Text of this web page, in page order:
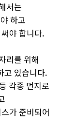
서는
하고
야 합니다.
리를 위해
고 있습니다.
각종 먼지로
가 준비되어